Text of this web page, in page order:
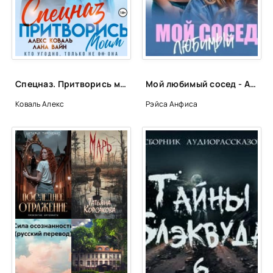
24
26
Спецназ. Притворись моим. - Алекс Коваль, Лана Вайн
Коваль Алекс
Мой любимый сосед - Анфиса Рэйса
Рэйса Анфиса